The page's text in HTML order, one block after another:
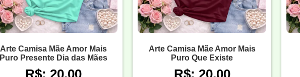
Arte Camisa Mãe Amor Mais
Puro Presente Dia das Mães
R$: 20,00
Arte Camisa Mãe Amor Mais
Puro Que Existe
R$: 20,00